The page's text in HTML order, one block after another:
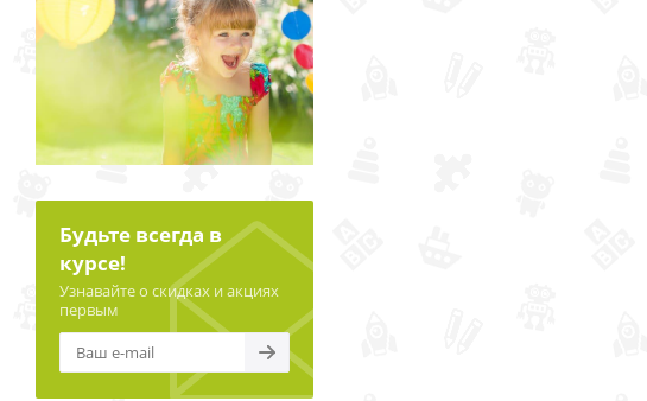
Будьте всегда в
курсе!
Узнавайте о скидках и акциях
первым